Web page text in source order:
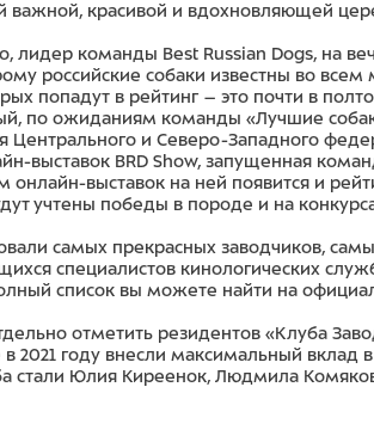
важной, красивой и вдохновляющей
лидер команды Best Russian Dogs, на
российские собаки известны во
попадут в рейтинг – это почти в
по ожиданиям команды «Лучшие
Центрального и Северо-Западного
выставок BRD Show, запущенная
онлайн-выставок на ней появится и
учтены победы в породе и на
самых прекрасных заводчиков,
специалистов кинологических
список вы можете найти на
отметить резидентов «Клуба
в 2021 году внесли максимальный
стали Юлия Киреенок, Людмила